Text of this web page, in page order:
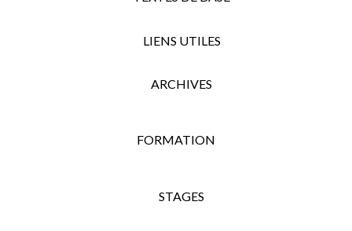
LIENS UTILES
ARCHIVES
FORMATION
STAGES